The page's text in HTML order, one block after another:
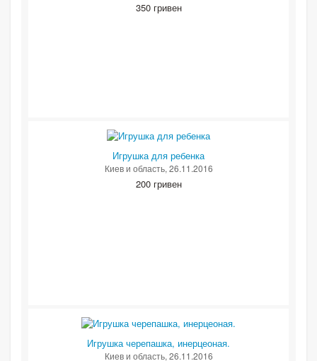
350 гривен
Игрушка для ребенка
Киев и область, 26.11.2016
200 гривен
Игрушка черепашка, инерцеоная.
Киев и область, 26.11.2016